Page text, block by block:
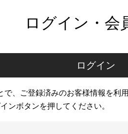
ログイン・会
ログイン
、ご登録済みのお客様情報を利用
ンボタンを押してください。